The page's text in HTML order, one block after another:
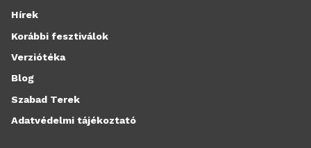
Hírek
Korábbi fesztiválok
Verziótéka
Blog
Szabad Terek
Adatvédelmi tájékoztató